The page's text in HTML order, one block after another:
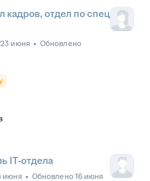
кадров, отдел по спец
23 июня • Обновлено
IT-отдела
июня • Обновлено 16 июня